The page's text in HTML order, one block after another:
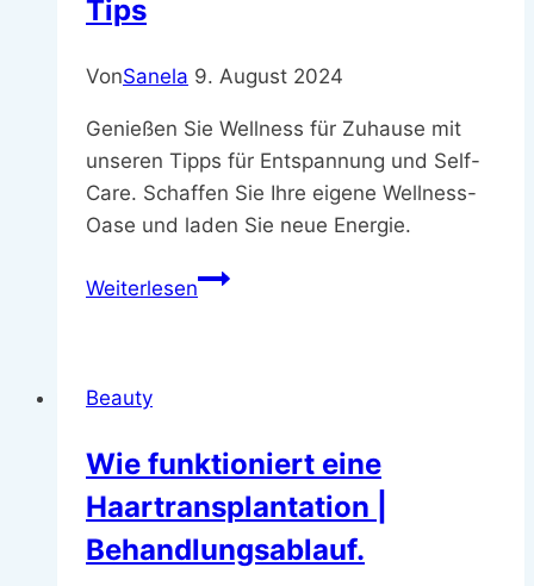
Tips
VonSanela 9. August 2024
Genießen Sie Wellness für Zuhause mit
unseren Tipps für Entspannung und Self-
Care. Schaffen Sie Ihre eigene Wellness-
Oase und laden Sie neue Energie.
WeiterlesenWellness
Self-
Care
Tips
Beauty
Wie funktioniert eine
Haartransplantation |
Behandlungsablauf.